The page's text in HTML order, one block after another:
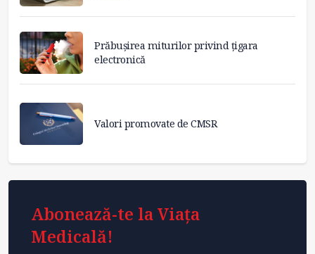
Prăbușirea miturilor privind țigara
electronică
Valori promovate de CMSR
Abonează-te la Viața
Medicală!